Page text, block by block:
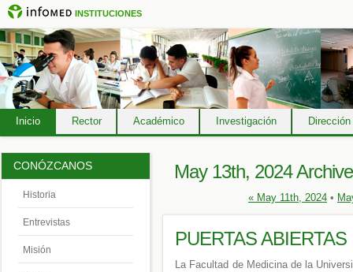
INSTITUCIONES
Inicio Rector Académico Investigación
May 13th, 2024
« May 11th, 2024•
PUERTAS ABIERTAS
La Facultad de Medicina de la
CONÓZCANOS
Historia
Entrevistas
Misión